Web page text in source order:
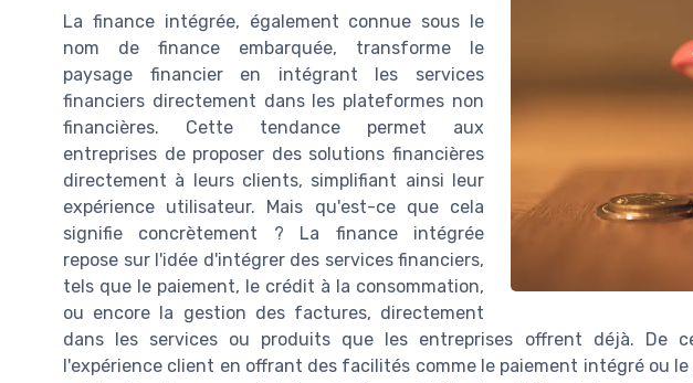
La finance intégrée, également connue sous le
nom de finance embarquée, transforme le
paysage financier en intégrant les services
financiers directement dans les plateformes non
financières. Cette tendance permet aux
entreprises de proposer des solutions financières
directement à leurs clients, simplifiant ainsi leur
expérience utilisateur. Mais qu'est-ce que cela
signifie concrètement ? La finance intégrée
repose sur l'idée d'intégrer des services financiers,
tels que le paiement, le crédit à la consommation,
ou encore la gestion des factures, directement
dans les services ou produits que les entreprises offrent déjà. De
l'expérience client en offrant des facilités comme le paiement intégré ou